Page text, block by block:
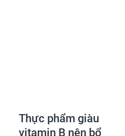
Thực phẩm giàu
vitamin B nên bổ